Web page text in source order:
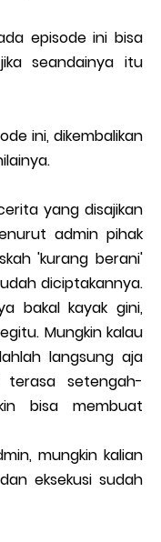
episode ini bisa
seandainya itu
ini, dikembalikan
yang disajikan
admin pihak
'kurang berani'
diciptakannya.
bakal kayak gini,
Mungkin kalau
langsung aja
setengah-
bisa membuat
mungkin kalian
eksekusi sudah